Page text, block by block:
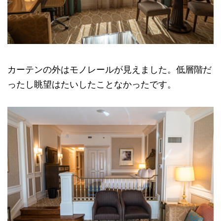
カーテンの外はモノレールが見えました。低層階だ
ったし眺望はたいしたことなかったです。